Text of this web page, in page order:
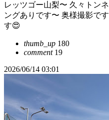
レッツゴー山梨〜 久々トン
ングありです〜 奥様撮影で
す😍
thumb_up 180
comment19
2026/06/14 03:01